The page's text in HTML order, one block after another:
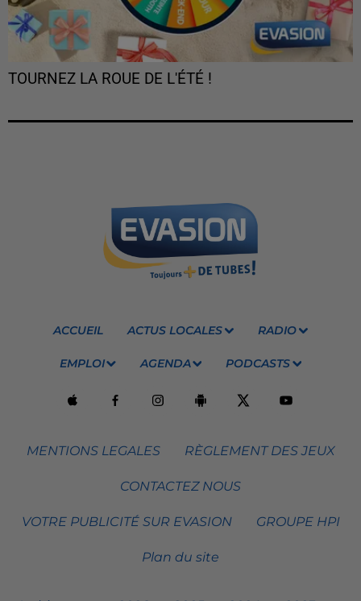
TOURNEZ LA ROUE DE L'ÉTÉ !
ACCUEIL ACTUS LOCALES RADIO
EMPLOI AGENDA PODCASTS
MENTIONS LEGALES RÈGLEMENT DES JEUX
CONTACTEZ NOUS
VOTRE PUBLICITÉ SUR EVASION GROUPE HPI
Plan du site